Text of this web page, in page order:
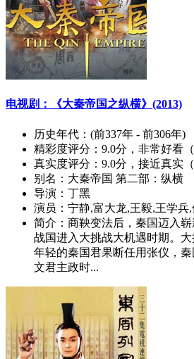
电视剧：《大秦帝国之纵横》(2013)
历史年代： (前337年 - 前306年)
精彩度评分： 9.0分，非常好看
真实度评分： 9.0分，接近真实
别名： 大秦帝国 第二部：纵横
导演： 丁黑
演员： 宁静,富大龙,王毅,王学兵,
简介： 商鞅变法后，秦国迈入
战国进入大挑战大机遇时期。
年轻的秦国君果断任用张仪，
文君主政时...